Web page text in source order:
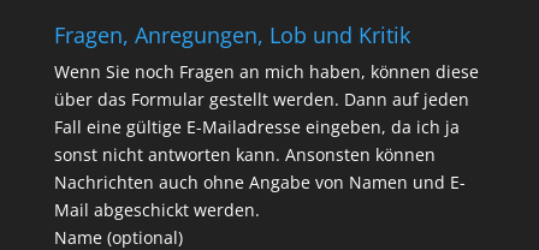
Fragen, Anregungen, Lob und Kritik
Wenn Sie noch Fragen an mich haben, können diese
über das Formular gestellt werden. Dann auf jeden
Fall eine gültige E-Mailadresse eingeben, da ich ja
sonst nicht antworten kann. Ansonsten können
Nachrichten auch ohne Angabe von Namen und E-
Mail abgeschickt werden.
Name (optional)